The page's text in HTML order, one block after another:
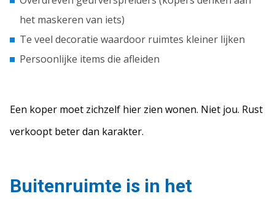
het maskeren van iets)
Te veel decoratie waardoor ruimtes kleiner lijken
Persoonlijke items die afleiden
Een koper moet zichzelf hier zien wonen. Niet jou. Rust
verkoopt beter dan karakter.
Buitenruimte is in het